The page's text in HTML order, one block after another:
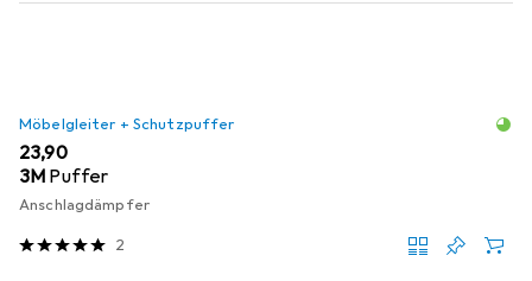
Möbelgleiter + Schutzpuffer
EUR
23,90
3M Puffer
Anschlagdämpfer
2